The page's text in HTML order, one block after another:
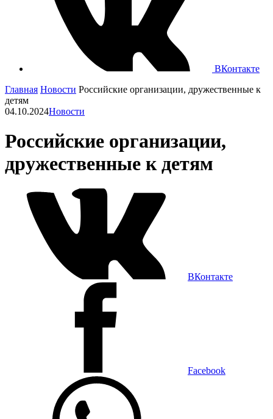
ВКонтакте
Главная Новости Российские организации, дружественные к
детям
04.10.2024Новости
Российские организации,
дружественные к детям
ВКонтакте
Facebook